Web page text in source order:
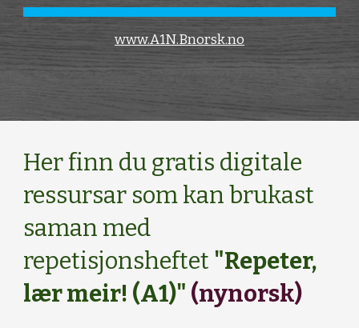
www.A1N.Bnorsk.no
Her finn du gratis digitale
ressursar som kan brukast
saman med
repetisjonsheftet "Repeter,
lær meir! (A1)" (nynorsk)